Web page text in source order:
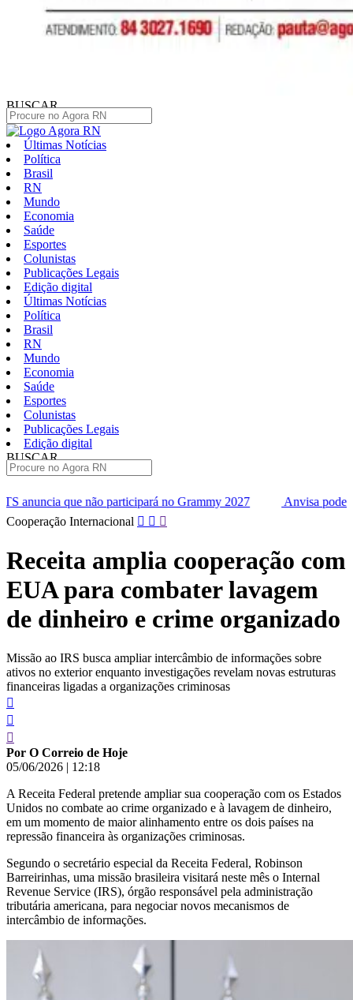
BUSCAR
Últimas Notícias
Política
Brasil
RN
Mundo
Economia
Saúde
Esportes
Colunistas
Publicações Legais
Edição digital
Últimas Notícias
Política
Brasil
RN
Mundo
Economia
Saúde
Esportes
Colunistas
Publicações Legais
Edição digital
BUSCAR
no Grammy 2027
Anvisa pode aprovar mais oito
Pular
conteúdo
Cooperação Internacional
Receita amplia cooperação com
EUA para combater lavagem
de dinheiro e crime organizado
Missão ao IRS busca ampliar intercâmbio de informações sobre
ativos no exterior enquanto investigações revelam novas estruturas
financeiras ligadas a organizações criminosas
Por O Correio de Hoje
05/06/2026 | 12:18
A Receita Federal pretende ampliar sua cooperação com os Estados
Unidos no combate ao crime organizado e à lavagem de dinheiro,
em um momento de maior alinhamento entre os dois países na
repressão financeira às organizações criminosas.
Segundo o secretário especial da Receita Federal, Robinson
Barreirinhas, uma missão brasileira visitará neste mês o Internal
Revenue Service (IRS), órgão responsável pela administração
tributária americana, para negociar novos mecanismos de
intercâmbio de informações.